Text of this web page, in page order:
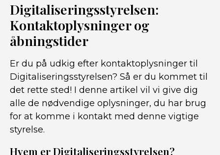
Digitaliseringsstyrelsen:
Kontaktoplysninger og
åbningstider
Er du på udkig efter kontaktoplysninger til
Digitaliseringsstyrelsen? Så er du kommet til
det rette sted! I denne artikel vil vi give dig
alle de nødvendige oplysninger, du har brug
for at komme i kontakt med denne vigtige
styrelse.
Hvem er Digitaliseringsstyrelsen?